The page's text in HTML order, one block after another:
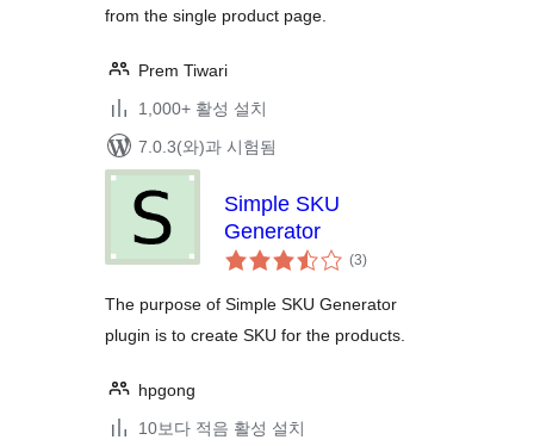
from the single product page.
Prem Tiwari
1,000+ 활성 설치
7.0.3(와)과 시험됨
Simple SKU
Generator
(3전
체)
The purpose of Simple SKU Generator
plugin is to create SKU for the products.
hpgong
10보다 적음 활성 설치